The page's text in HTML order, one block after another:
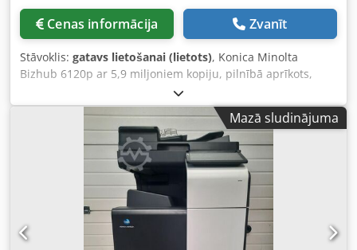
Cenas informācija Zvanīt
Stāvoklis: gatavs lietošanai (lietots), Konica Minolta
Bizhub 6120p ar 5,9 miljoniem kopiju, pilnībā aprīkots,
labā stāvoklī, pārbaudīts un gatavs drukāšanai.
Aprīkojums: - PF 710 Dcodpfx Adozh Hn Io Sok - RU 510 - FS
532 Kā pieredzējis lietotu kopētāju tirgotājs, mēs esam
izstrādājuši patiesu kompetenci iekārtu iepakošanā un
paletēšanā/konteineru pārvadāšanā, lai nodrošinātu
klientiem iekārtas nevainojamā stāvoklī saņemšanas brīdī.
Mūsu uzņēmums piedāvā plašāko ražošanas kopētāju
izvēli un pēc pieprasījuma veic piegādes visā pasaulē.
Lūdzu, nekautrējieties sazināties ar mums, lai iegūtu
papildu informāciju.
Mazā sludinājuma